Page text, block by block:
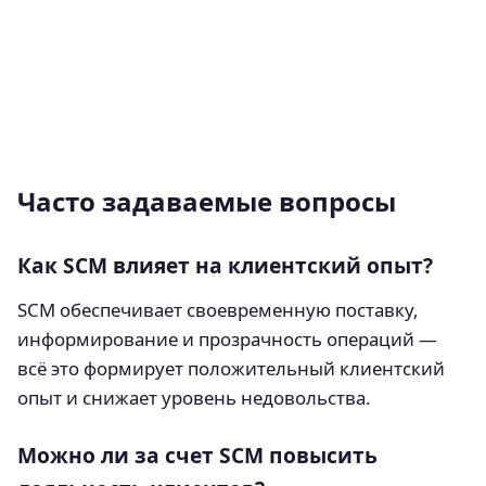
Часто задаваемые вопросы
Как SCM влияет на клиентский опыт?
SCM обеспечивает своевременную поставку,
информирование и прозрачность операций —
всё это формирует положительный клиентский
опыт и снижает уровень недовольства.
Можно ли за счет SCM повысить